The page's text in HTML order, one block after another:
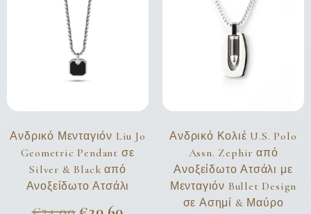
Ανδρικό Μενταγιόν Liu Jo
Geometric Pendant σε
Silver & Black από
Ανοξείδωτο Ατσάλι
Ανδρικό Κολιέ U.S. Polo
Assn. Zephir από
Ανοξείδωτο Ατσάλι με
Μενταγιόν Bullet Design
σε Ασημί & Μαύρο